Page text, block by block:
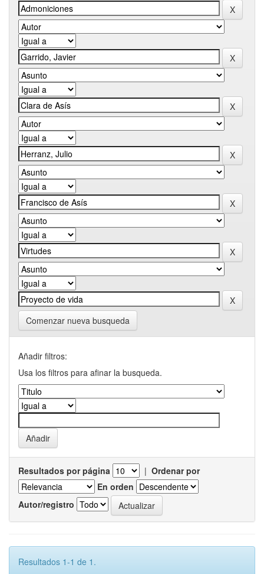
Comenzar nueva busqueda
Añadir filtros:
Usa los filtros para afinar la busqueda.
Resultados por página | Ordenar por
En orden
Autor/registro
Resultados 1-1 de 1.